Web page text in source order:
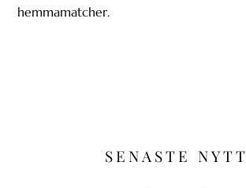
hemmamatcher.
SENASTE NYTT